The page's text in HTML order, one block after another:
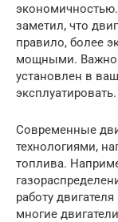
заметил, что
правило, более
мощными. Важно
установлен в
эксплуатировать.
Современные
технологиями,
топлива.
работу
многие